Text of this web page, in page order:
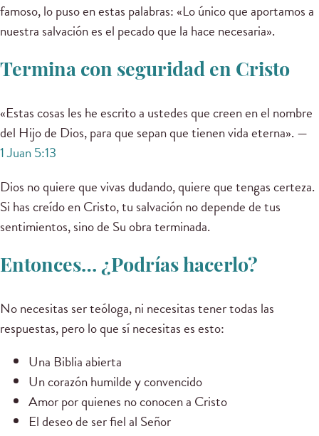
famoso, lo puso en estas palabras: «Lo único que aportamos a
nuestra salvación es el pecado que la hace necesaria».
Termina con seguridad en Cristo
«Estas cosas les he escrito a ustedes que creen en el nombre
del Hijo de Dios, para que sepan que tienen vida eterna». —
1 Juan 5:13
Dios no quiere que vivas dudando, quiere que tengas certeza.
Si has creído en Cristo, tu salvación no depende de tus
sentimientos, sino de Su obra terminada.
Entonces… ¿Podrías hacerlo?
No necesitas ser teóloga, ni necesitas tener todas las
respuestas, pero lo que sí necesitas es esto:
Una Biblia abierta
Un corazón humilde y convencido
Amor por quienes no conocen a Cristo
El deseo de ser fiel al Señor